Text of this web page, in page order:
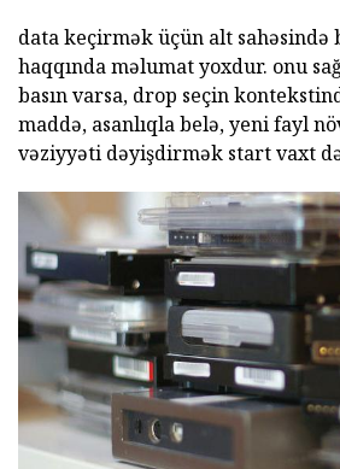
data keçirmək üçün alt sahəsində
haqqında məlumat yoxdur. onu
basın varsa, drop seçin
maddə, asanlıqla belə, yeni fayl
vəziyyəti dəyişdirmək start vaxt